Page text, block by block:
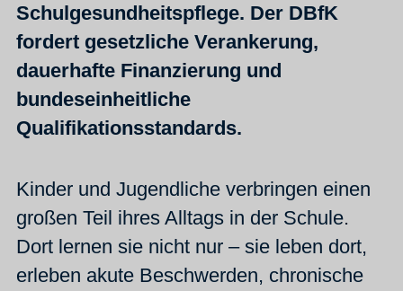
Schulgesundheitspflege. Der DBfK
fordert gesetzliche Verankerung,
dauerhafte Finanzierung und
bundeseinheitliche
Qualifikationsstandards.
Kinder und Jugendliche verbringen einen
großen Teil ihres Alltags in der Schule.
Dort lernen sie nicht nur – sie leben dort,
erleben akute Beschwerden, chronische